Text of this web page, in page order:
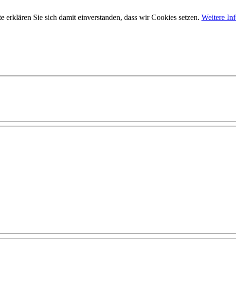
Sie sich damit einverstanden, dass wir Cookies setzen. Weitere